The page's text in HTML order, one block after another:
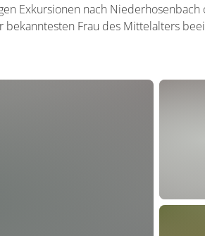
Exkursionen nach
Frau des Mittelalters